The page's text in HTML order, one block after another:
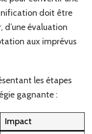
doit être
d’une évaluation
aux imprévus
les étapes
gagnante :
Impact